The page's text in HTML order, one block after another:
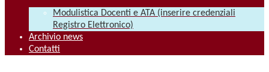
Modulistica Docenti e ATA (inserire credenziali
Registro Elettronico)
Archivio news
Contatti